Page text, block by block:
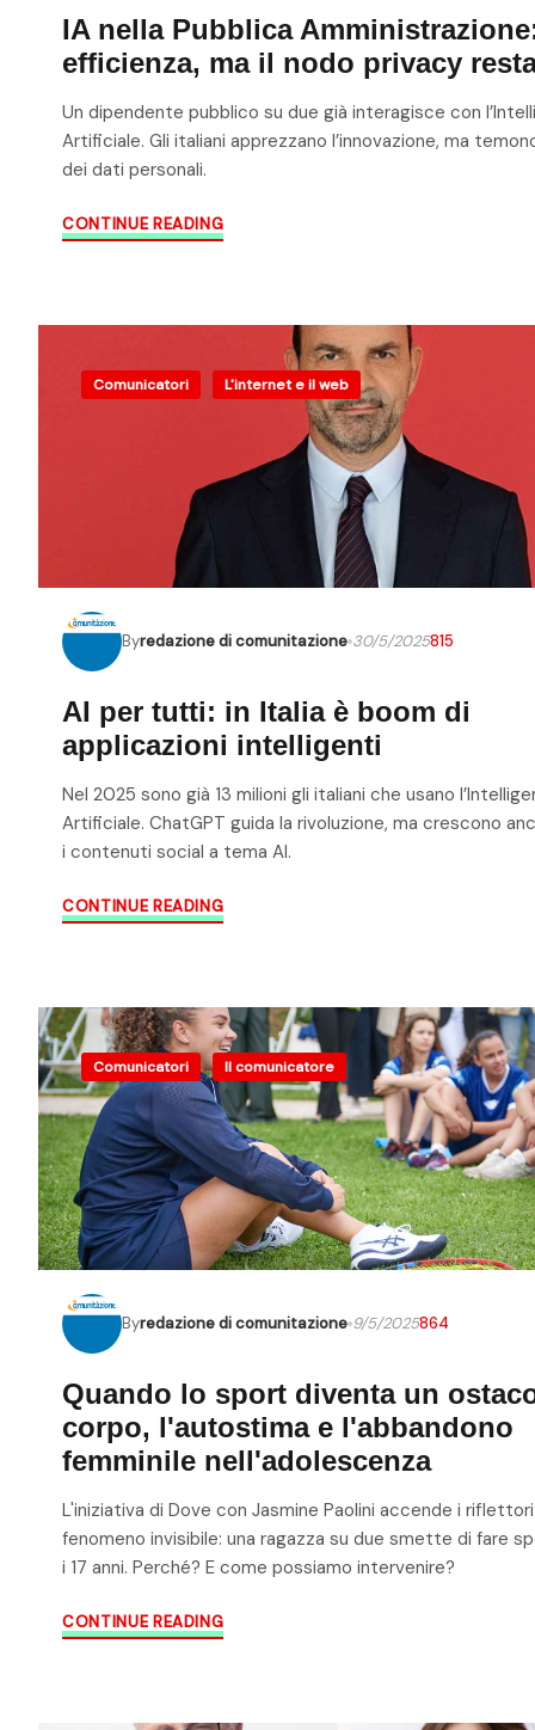
IA nella Pubblica
efficienza, ma il nodo privacy
Un dipendente pubblico su due già interagisce con
Artificiale. Gli italiani apprezzano l’innovazione, ma
dei dati personali.
CONTINUE READING
Comunicatori L'internet e il web
Byredazione di comunitazione 30/5/2025815
AI per tutti: in Italia è boom di
applicazioni intelligenti
Nel 2025 sono già 13 milioni gli italiani che usano
Artificiale. ChatGPT guida la rivoluzione, ma crescono
i contenuti social a tema AI.
CONTINUE READING
Comunicatori Il comunicatore
Byredazione di comunitazione 9/5/2025864
Quando lo sport diventa un
corpo, l'autostima e l'abbandono
femminile nell'adolescenza
L'iniziativa di Dove con Jasmine Paolini accende i
fenomeno invisibile: una ragazza su due smette di fare
i 17 anni. Perché? E come possiamo intervenire?
CONTINUE READING